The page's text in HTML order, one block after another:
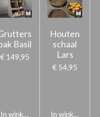
Basil
€ 149,95
In winkelwagen
Houten
schaal
Lars
€ 54,95
In